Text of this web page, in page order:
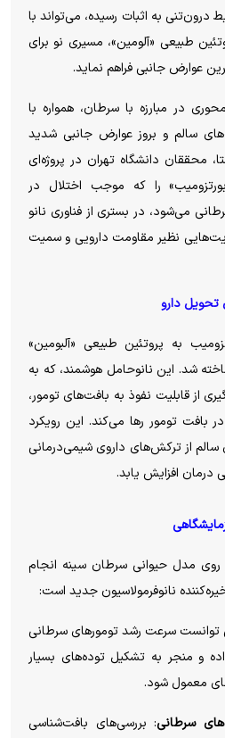
درون‌تنی به اثبات رسیده، می‌تواند با
طبیعی «آلومین»، مسیری نو برای
عوارض جانبی فراهم نماید.
در مبارزه با سرطان، همواره با
سالم و بروز عوارض جانبی شدید
محققان دانشگاه تهران در پروژه‌ای
بورتزومیب» را که موجب اختلال در
می‌شود، در بستری از فناوری نانو
نظیر مقاومت دارویی و سمیت
تحویل دارو
به پروتئین طبیعی «آلبومین»
شد. این نانوحامل هوشمند، که به
از قابلیت نفوذ به بافت‌های تومور،
در بافت تومور رها می‌کند. این رویکرد
از ترکش‌های داروی شیمی‌درمانی
درمان افزایش یابد.
مدل حیوانی سرطان سینه انجام
نانوفرمولاسیونجدید است:
توانست سرعت رشد تومورهای سرطانی
و منجر به تشکیل توده‌های بسیار
معمول شود.
سرطانی: بررسی‌های بافت‌شناسی